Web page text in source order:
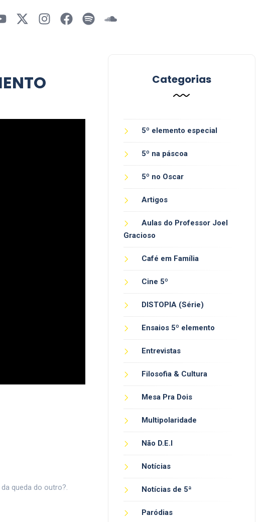
queda do outro?.
Categorias
5º elemento especial
5º na páscoa
5º no Oscar
Artigos
Aulas do Professor Joel
Gracioso
Café em Família
Cine 5º
DISTOPIA (Série)
Ensaios 5º elemento
Entrevistas
Filosofia & Cultura
Mesa Pra Dois
Multipolaridade
Não D.E.I
Notícias
Notícias de 5ª
Paródias